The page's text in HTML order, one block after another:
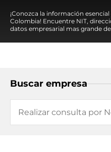
¡Conozca la información
Colombia! Encuentre NIT,
datos empresarial mas grande
Buscar empresa